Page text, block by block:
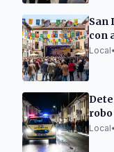
San
con
Local•
Local•